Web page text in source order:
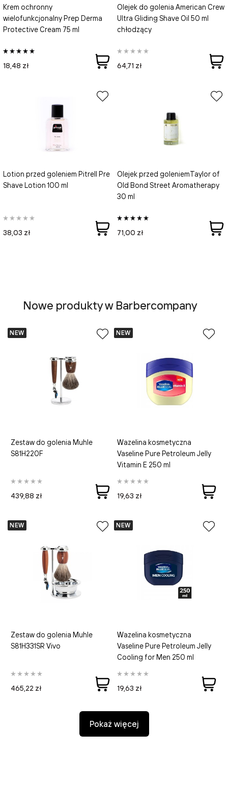
Krem ochronny
wielofunkcjonalny Prep Derma
Protective Cream 75 ml
18,48 zł
Lotion przed goleniem Pitrell Pre
Shave Lotion 100 ml
38,03 zł
Olejek do golenia American Crew
Ultra Gliding Shave Oil 50 ml
chłodzący
64,71 zł
Olejek przed goleniemTaylor of
Old Bond Street Aromatherapy
30 ml
71,00 zł
Nowe produkty w Barbercompany
NEW
Zestaw do golenia Muhle
S81H220F
439,88 zł
NEW
Zestaw do golenia Muhle
S81H331SR Vivo
465,22 zł
NEW
Wazelina kosmetyczna
Vaseline Pure Petroleum Jelly
Vitamin E 250 ml
19,63 zł
NEW
Wazelina kosmetyczna
Vaseline Pure Petroleum Jelly
Cooling for Men 250 ml
19,63 zł
Pokaż więcej